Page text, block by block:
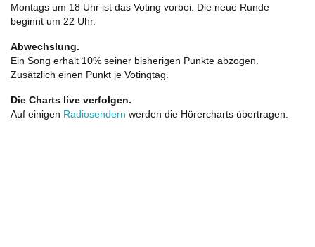
Montags um 18 Uhr ist das Voting vorbei. Die neue Runde
beginnt um 22 Uhr.
Abwechslung.
Ein Song erhält 10% seiner bisherigen Punkte abzogen.
Zusätzlich einen Punkt je Votingtag.
Die Charts live verfolgen.
Auf einigen Radiosendern werden die Hörercharts übertragen.